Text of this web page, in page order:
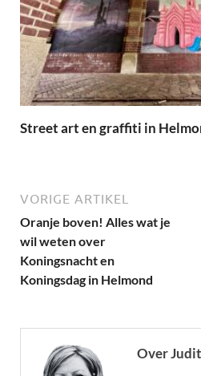
Street art en graffiti in
VORIGE ARTIKEL
Oranje boven! Alles wat je
wil weten over
Koningsnacht en
Koningsdag in Helmond
Over